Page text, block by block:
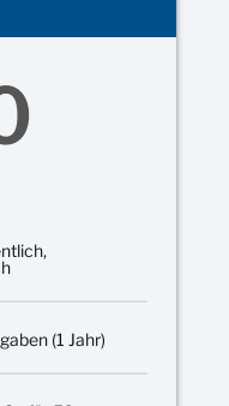
(1 Jahr)